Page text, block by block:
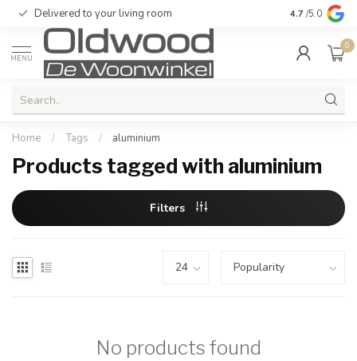
Delivered to your living room Quality &
4.7 /5.0
MENU
0
Home / Tags / aluminium
Products tagged with aluminium
Filters
No products found